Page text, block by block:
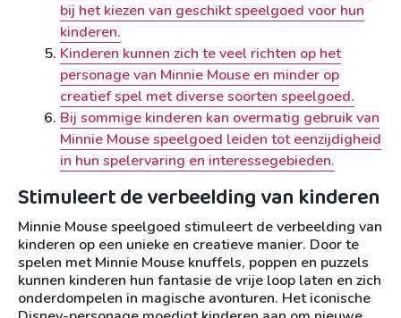
bij het kiezen van geschikt speelgoed voor hun
kinderen.
Kinderen kunnen zich te veel richten op het
personage van Minnie Mouse en minder op
creatief spel met diverse soorten speelgoed.
Bij sommige kinderen kan overmatig gebruik van
Minnie Mouse speelgoed leiden tot eenzijdigheid
in hun spelervaring en interessegebieden.
Stimuleert de verbeelding van kinderen
Minnie Mouse speelgoed stimuleert de verbeelding van
kinderen op een unieke en creatieve manier. Door te
spelen met Minnie Mouse knuffels, poppen en puzzels
kunnen kinderen hun fantasie de vrije loop laten en zich
onderdompelen in magische avonturen. Het iconische